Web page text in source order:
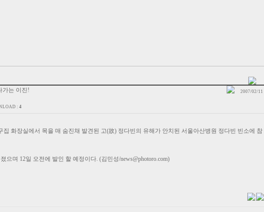
는 이진! 2007/02/11
: 4
화장실에서 목을 매 숨진채 발견된 고(故) 정다빈의 유해가 안치된 서울아산병원 정다빈 빈소에 참
며 12일 오전에 발인 할 예정이다. (김민성/news@photoro.com)